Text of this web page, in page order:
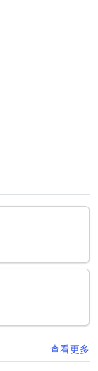
查看更多